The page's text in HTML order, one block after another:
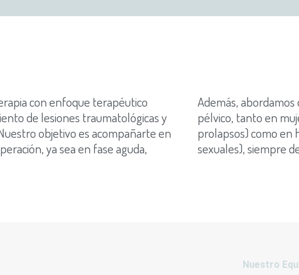
con enfoque terapéutico
de lesiones traumatológicas y
objetivo es acompañarte en
ya sea en fase aguda,
Además,
pélvico, tanto en
prolapsos) como en
sexuales), siempre
Nuestro